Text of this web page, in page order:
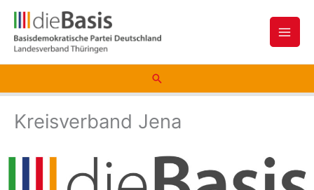
Zum
Inhalt
springen
Suchen
Kreisverband Jena